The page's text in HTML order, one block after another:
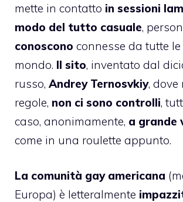
mette in contatto in sessioni
modo del tutto casuale,
conoscono connesse da tutte
mondo. Il sito, inventato dal
russo, Andrey Ternosvkiy, dove
regole, non ci sono controlli,
caso, anonimamente, a grande
come in una roulette appunto.
La comunità gay americana
Europa) è letteralmente